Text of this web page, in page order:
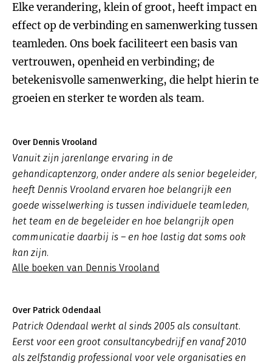
Elke verandering, klein of groot, heeft impact en
effect op de verbinding en samenwerking tussen
teamleden. Ons boek faciliteert een basis van
vertrouwen, openheid en verbinding; de
betekenisvolle samenwerking, die helpt hierin te
groeien en sterker te worden als team.
Over Dennis Vrooland
Vanuit zijn jarenlange ervaring in de
gehandicaptenzorg, onder andere als senior begeleider,
heeft Dennis Vrooland ervaren hoe belangrijk een
goede wisselwerking is tussen individuele teamleden,
het team en de begeleider en hoe belangrijk open
communicatie daarbij is – en hoe lastig dat soms ook
kan zijn.
Alle boeken van Dennis Vrooland
Over Patrick Odendaal
Patrick Odendaal werkt al sinds 2005 als consultant.
Eerst voor een groot consultancybedrijf en vanaf 2010
als zelfstandig professional voor vele organisaties en